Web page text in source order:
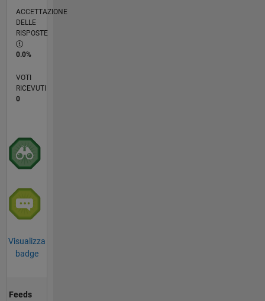
ACCETTAZIONE
DELLE
RISPOSTE
0.0%
VOTI
RICEVUTI
0
Visualizza
badge
Feeds